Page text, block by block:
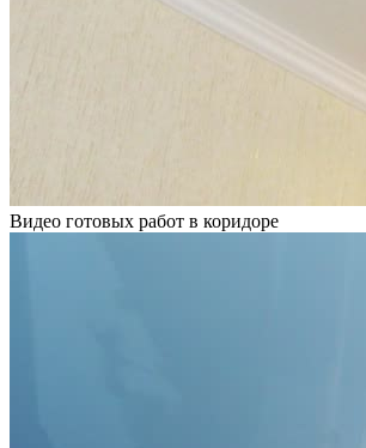
Видео готовых работ в коридоре